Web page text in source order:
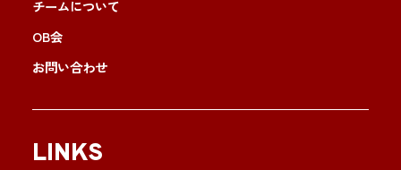
チームについて
OB会
お問い合わせ
LINKS